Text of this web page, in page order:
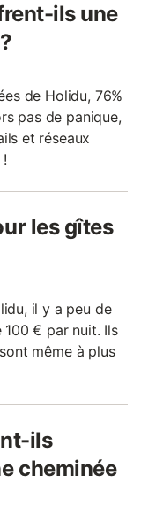
ils une
de Holidu, 76%
pas de panique,
et réseaux
les gîtes
il y a peu de
€ par nuit. Ils
même à plus
ils
cheminée